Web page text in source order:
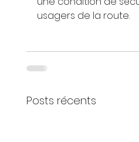
usagers de la route.
Posts récents